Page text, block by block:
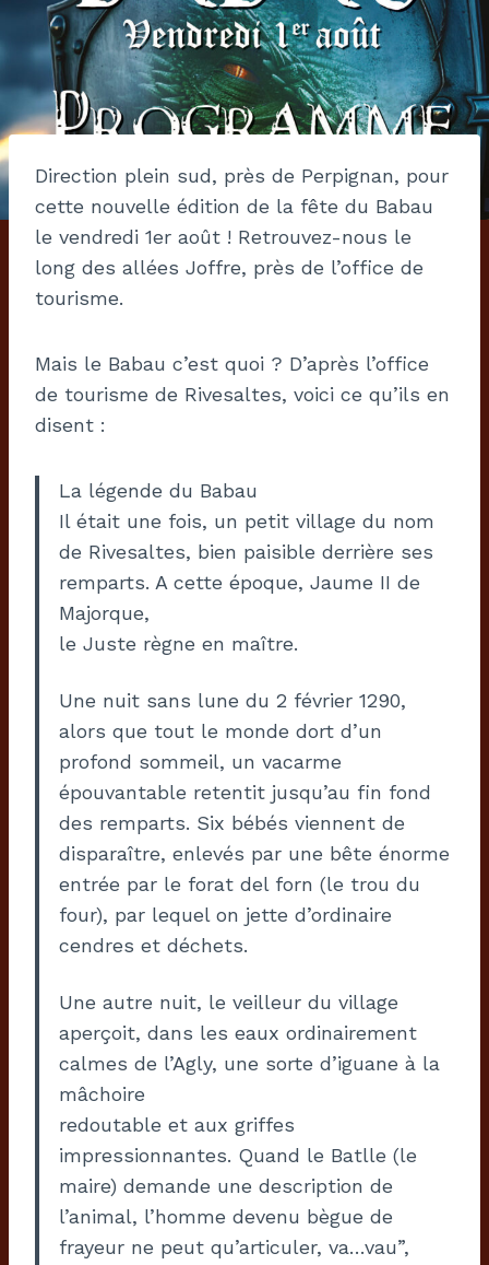
Direction plein sud, près de Perpignan, pour
cette nouvelle édition de la fête du Babau
le vendredi 1er août ! Retrouvez-nous le
long des allées Joffre, près de l’office de
tourisme.
Mais le Babau c’est quoi ? D’après l’office
de tourisme de Rivesaltes, voici ce qu’ils en
disent :
La légende du Babau
Il était une fois, un petit village du nom
de Rivesaltes, bien paisible derrière ses
remparts. A cette époque, Jaume II de
Majorque,
le Juste règne en maître.
Une nuit sans lune du 2 février 1290,
alors que tout le monde dort d’un
profond sommeil, un vacarme
épouvantable retentit jusqu’au fin fond
des remparts. Six bébés viennent de
disparaître, enlevés par une bête énorme
entrée par le forat del forn (le trou du
four), par lequel on jette d’ordinaire
cendres et déchets.
Une autre nuit, le veilleur du village
aperçoit, dans les eaux ordinairement
calmes de l’Agly, une sorte d’iguane à la
mâchoire
redoutable et aux griffes
impressionnantes. Quand le Batlle (le
maire) demande une description de
l’animal, l’homme devenu bègue de
frayeur ne peut qu’articuler, va…vau”,